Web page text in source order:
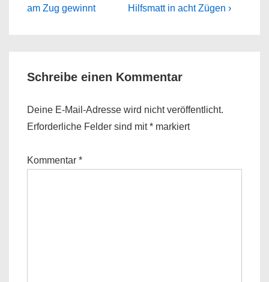
Post
am Zug gewinnt
Post
Hilfsmatt in acht Zügen ›
Schreibe einen Kommentar
Deine E-Mail-Adresse wird nicht veröffentlicht.
Erforderliche Felder sind mit* markiert
Kommentar *